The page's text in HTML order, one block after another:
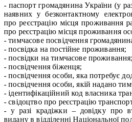
- паспорт громадянина України (у
наявних у безконтактному
про реєстрацію місця проживання
про реєстрацію місця проживання
- тимчасове посвідчення
- посвідка на постійне проживання;
- посвідки на тимчасове проживання;
- посвідчення біженця;
- посвідчення особи, яка потребує
- посвідчення особи, якій надано
- ідентифікаційний код власника
- свідоцтво про реєстрацію
- у разі крадіжки – довідку про
видану в відділенні Національної